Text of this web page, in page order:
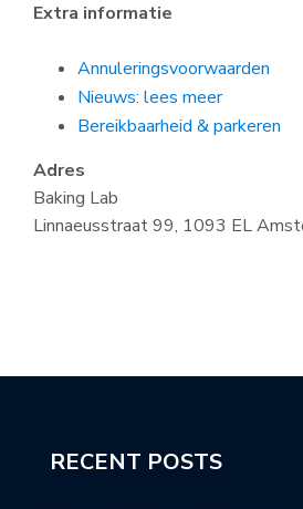
Extra informatie
Annuleringsvoorwaarden
Nieuws: lees meer
Bereikbaarheid & parkeren
Adres
Baking Lab
Linnaeusstraat 99, 1093 EL
RECENT POSTS